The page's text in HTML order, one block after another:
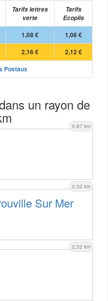
Tarifs lettres
verte
Tarifs
Ecoplis
1,08 €
1,06 €
2,16 €
2,12 €
Postaux
un rayon de
0,87 km
2,52 km
Sur Mer
2,52 km